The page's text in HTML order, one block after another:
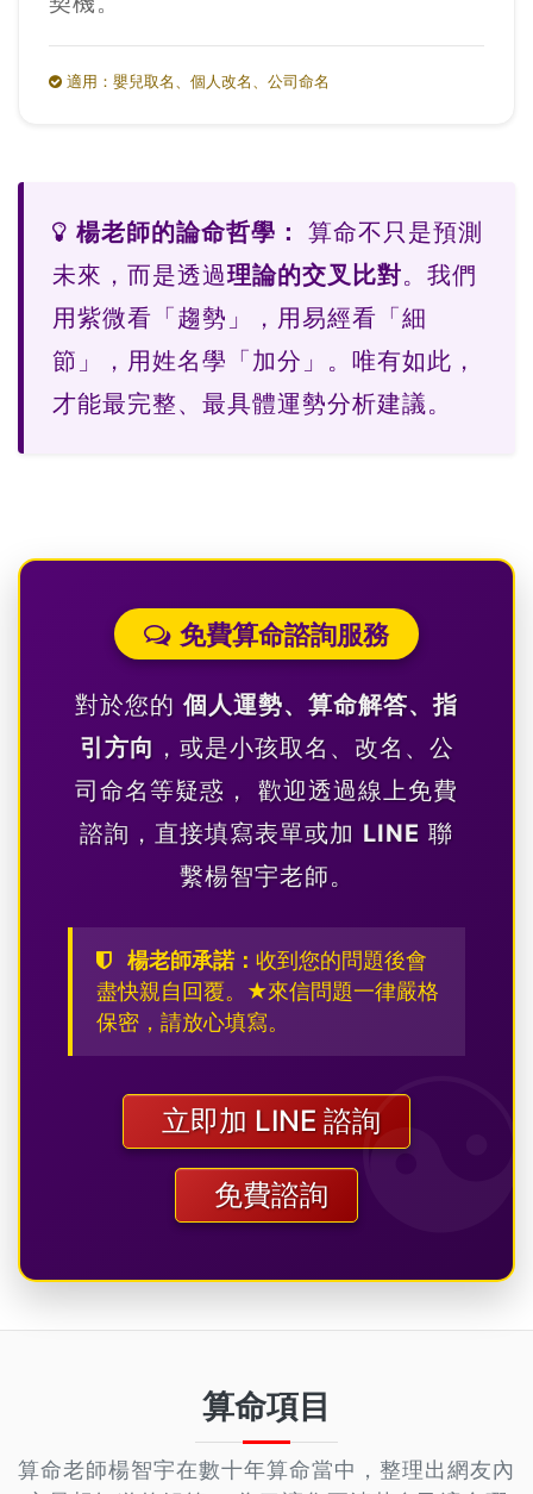
適用：嬰兒取名、個人改名、公司命名
楊老師的論命哲學：
算命不只是預測
未來，而是透過理論的交叉比對。我們
用紫微看「趨勢」，用易經看「細
節」，用姓名學「加分」。唯有如此，
才能最完整、最具體運勢分析建議。
免費算命諮詢服務
對於您的 個人運勢、算命解答、指
引方向 ，或是小孩取名、改名、公
司命名等疑惑，
歡迎透過線上免費
諮詢，直接填寫表單或加 LINE 聯
繫楊智宇老師。
楊老師承諾： 收到您的問題後會
盡快親自回覆。★來信問題一律嚴格
保密，請放心填寫。
立即加 LINE 諮詢
免費諮詢
算命項目
算命老師楊智宇在數十年算命當中，整理出網友內